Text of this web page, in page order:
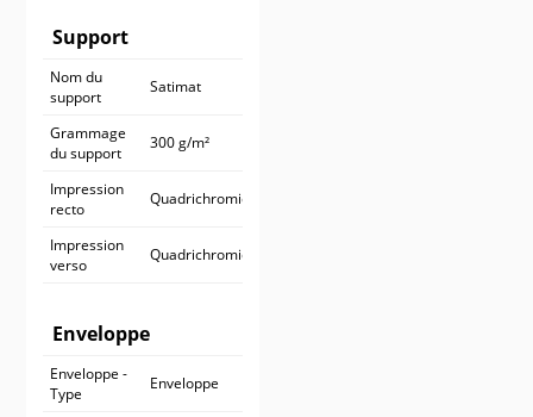
Support
Nom du
support
Satimat
Grammage
du support
300 g/m²
Impression
recto
Quadrichromie
Impression
verso
Quadrichromie
Enveloppe
Enveloppe -
Type
Enveloppe